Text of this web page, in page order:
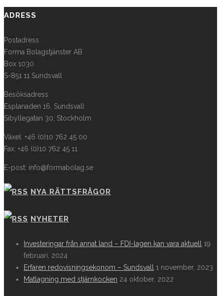
ADRESS
Postadress
Forma Bolagstjänster AB
Box 1030
S-851 11 Sundsvall
Besöksadress
Esplanaden 16, Sundsvall
Sibyllegatan 30, Stockholm
Växel: +46 (0)10 762 45 00
Fax: +46 (0)10 762 45 11
E-post: info@formabolag.se
NYA RÄTTSFRÅGOR
NYHETER
Investeringar från annat land – FDI-lagen kan vara aktuell
19
februari, 2024
Erfaren redovisningsekonom – Sundsvall
1 november, 2023
Matlagning med stjärnkocken 24 oktober, 2022